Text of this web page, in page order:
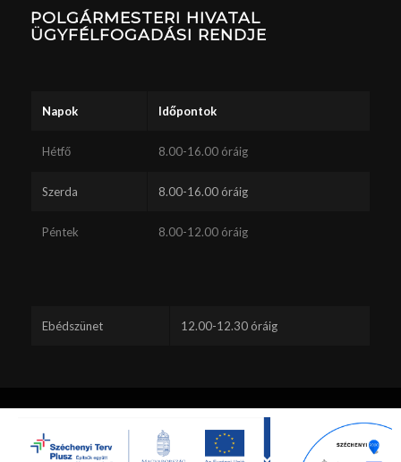
POLGÁRMESTERI HIVATAL
ÜGYFÉLFOGADÁSI RENDJE
Napok Időpontok
Hétfő 8.00-16.00 óráig
Szerda 8.00-16.00 óráig
Péntek 8.00-12.00 óráig
Ebédszünet 12.00-12.30 óráig
Ez a webhely sütiket használ. A webhely böngészésének folytatásával
Ön elfogadja a sütik használatát.